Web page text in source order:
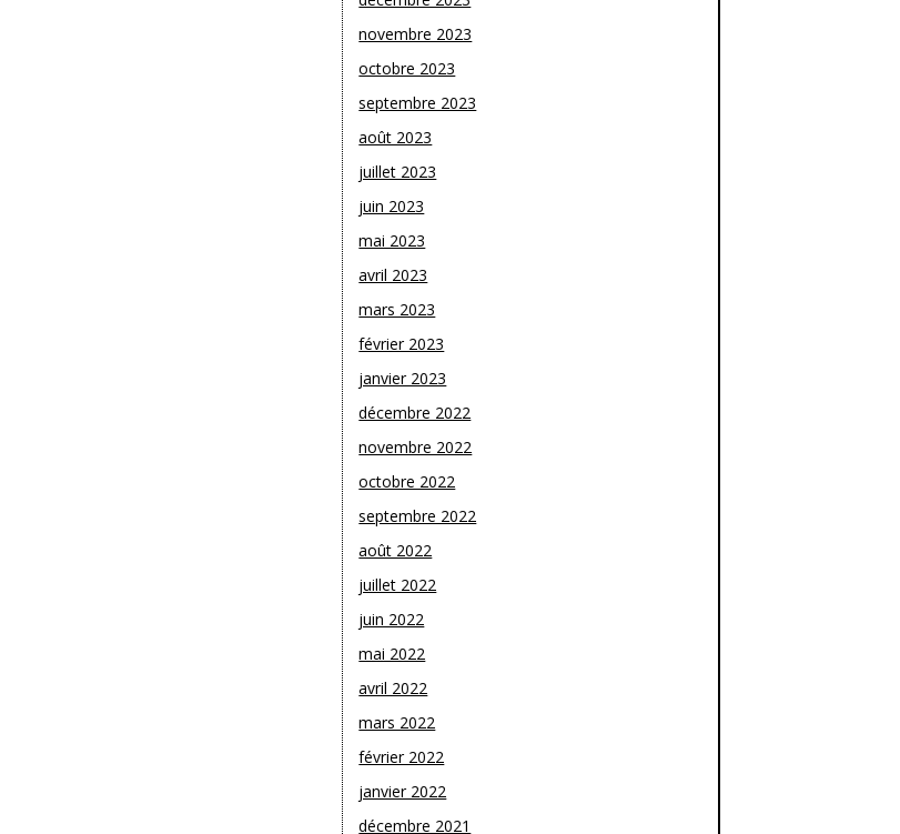
novembre 2023
octobre 2023
septembre 2023
août 2023
juillet 2023
juin 2023
mai 2023
avril 2023
mars 2023
février 2023
janvier 2023
décembre 2022
novembre 2022
octobre 2022
septembre 2022
août 2022
juillet 2022
juin 2022
mai 2022
avril 2022
mars 2022
février 2022
janvier 2022
décembre 2021